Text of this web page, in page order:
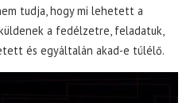
tudja, hogy mi lehetett a
a fedélzetre, feladatuk,
és egyáltalán akad-e túlélő.